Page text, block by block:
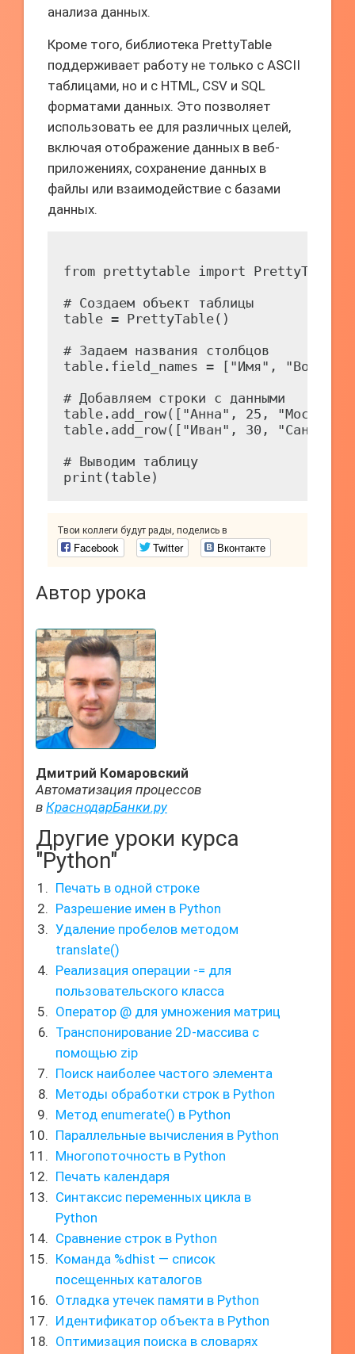
анализа данных.
Кроме того, библиотека PrettyTable
поддерживает работу не только с ASCII
таблицами, но и с HTML, CSV и SQL
форматами данных. Это позволяет
использовать ее для различных целей,
включая отображение данных в веб-
приложениях, сохранение данных в
файлы или взаимодействие с базами
данных.
from prettytable import PrettyTable
# Создаем объект таблицы
table = PrettyTable()
# Задаем названия столбцов
table.field_names = ["Имя",
# Добавляем строки с данными
table.add_row(["Анна", 25,
table.add_row(["Иван", 30, "Санкт-
# Выводим таблицу
Твои коллеги будут рады, поделись в
Facebook Twitter Вконтакте
Автор урока
Дмитрий Комаровский
Автоматизация процессов
в КраснодарБанки.ру
Другие уроки курса
"Python"
Печать в одной строке
Разрешение имен в Python
Удаление пробелов методом
translate()
Реализация операции -= для
пользовательского класса
Оператор @ для умножения матриц
Транспонирование 2D-массива с
помощью zip
Поиск наиболее частого элемента
Методы обработки строк в Python
Метод enumerate() в Python
Параллельные вычисления в Python
Многопоточность в Python
Печать календаря
Синтаксис переменных цикла в
Python
Сравнение строк в Python
Команда %dhist — список
посещенных каталогов
Отладка утечек памяти в Python
Идентификатор объекта в Python
Оптимизация поиска в словарях